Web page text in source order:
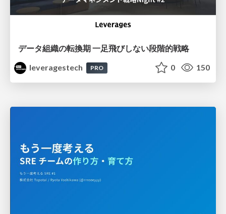
データ組織の転換期 一足飛びしない段階的戦略
leveragestech
PRO 0 150